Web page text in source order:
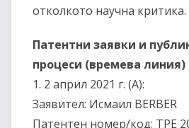
отколкото научна критика.
Патентни заявки и
процеси (времева линия)
1.⁠ ⁠2 април 2021 г. (A):
Заявител: Исмаил BERBER
Патентен номер/код: TPE